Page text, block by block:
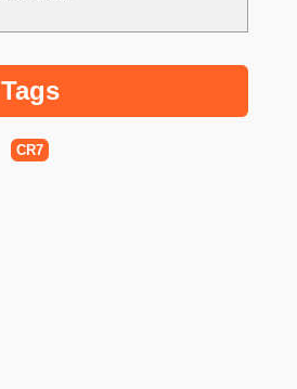
Tags
CR7